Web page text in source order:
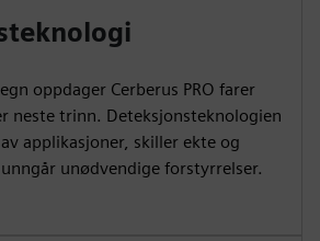
oppdager Cerberus PRO farer
neste trinn. Deteksjonsteknologien
applikasjoner, skiller ekte og
unødvendige forstyrrelser.